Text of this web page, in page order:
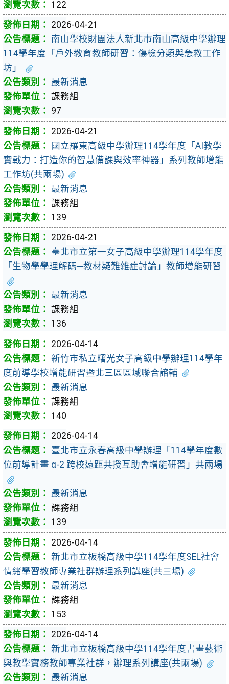
122
2026-04-21
南山學校財團法人新北市南山高級中學辦理
114學年度「戶外教育教師研習：傷檢分類與急救工作
坊」
最新消息
課務組
97
2026-04-21
國立羅東高級中學辦理114學年度「AI教學
實戰力：打造你的智慧備課與效率神器」系列教師增能
工作坊(共兩場)
最新消息
課務組
139
2026-04-21
臺北市立第一女子高級中學辦理114學年度
「生物學學理解碼─教材疑難雜症討論」教師增能研習
最新消息
課務組
136
2026-04-14
新竹市私立曙光女子高級中學辦理114學年
度前導學校增能研習暨北三區區域聯合諮輔
最新消息
課務組
140
2026-04-14
臺北市立永春高級中學辦理「114學年度數
位前導計畫 α-2 跨校遠距共授互助會增能研習」共兩場
最新消息
課務組
139
2026-04-14
新北市立板橋高級中學114學年度SEL社會
情緒學習教師專業社群辦理系列講座(共三場)
最新消息
課務組
153
2026-04-14
新北市立板橋高級中學114學年度書畫藝術
與教學實務教師專業社群，辦理系列講座(共兩場)
最新消息